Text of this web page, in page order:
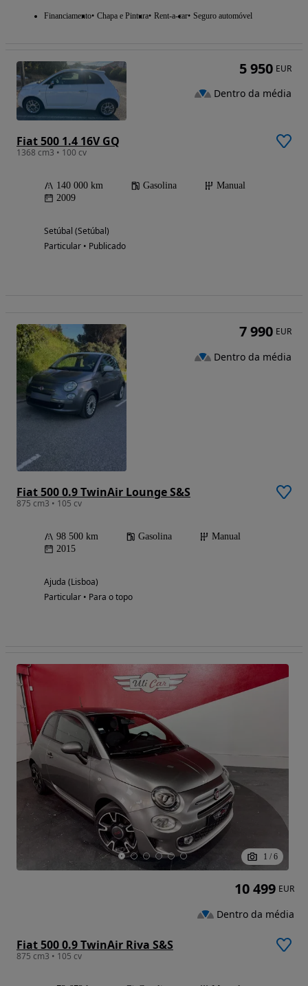
Financiamento Chapa e Pintura Rent-a-car Seguro automóvel
Fiat 500 1.4 16V GQ
1368 cm3 • 100 cv
140 000 km Gasolina
Manual
2009
Setúbal (Setúbal)
Particular • Publicado
5 950 EUR
Dentro da média
Fiat 500 0.9 TwinAir Lounge S&S
875 cm3 • 105 cv
98 500 km Gasolina
Manual
2015
Ajuda (Lisboa)
Particular • Para o topo
7 990 EUR
Dentro da média
1 / 6
Fiat 500 0.9 TwinAir Riva S&S
875 cm3 • 105 cv
10 499 EUR
Dentro da média